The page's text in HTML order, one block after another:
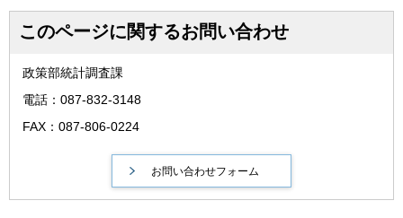
このページに関するお問い合わせ
政策部統計調査課
電話：087-832-3148
FAX：087-806-0224